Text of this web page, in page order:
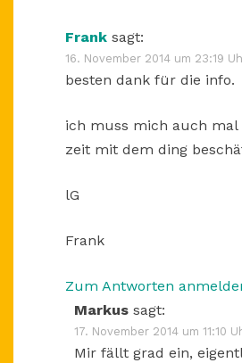
Frank sagt:
16. November 2014 um 23:19
besten dank für die info.
ich muss mich auch mal
zeit mit dem ding
lG
Frank
Zum Antworten
Markus sagt:
17. November 2014 um 11:10
Mir fällt grad ein,